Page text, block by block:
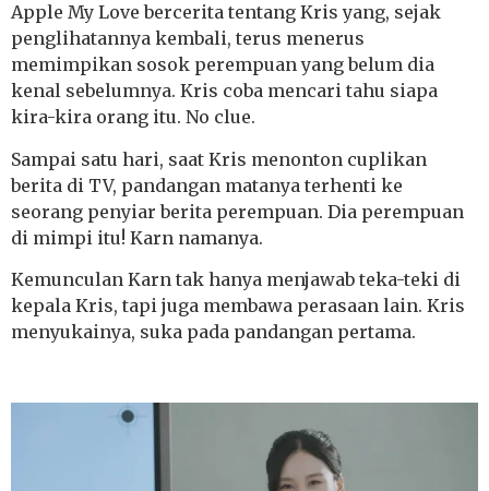
Apple My Love bercerita tentang Kris yang, sejak
penglihatannya kembali, terus menerus
memimpikan sosok perempuan yang belum dia
kenal sebelumnya. Kris coba mencari tahu siapa
kira-kira orang itu. No clue.
Sampai satu hari, saat Kris menonton cuplikan
berita di TV, pandangan matanya terhenti ke
seorang penyiar berita perempuan. Dia perempuan
di mimpi itu! Karn namanya.
Kemunculan Karn tak hanya menjawab teka-teki di
kepala Kris, tapi juga membawa perasaan lain. Kris
menyukainya, suka pada pandangan pertama.